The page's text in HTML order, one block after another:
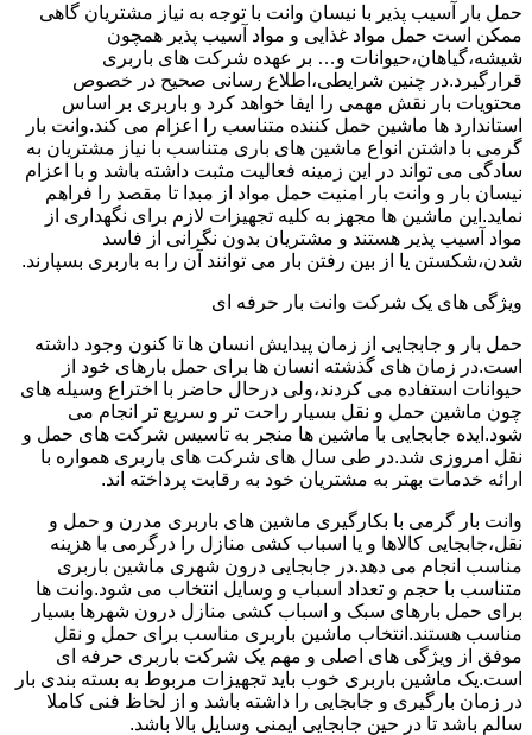
حمل بار آسیب پذیر با نیسان وانت با توجه به نیاز مشتریان گاهی
ممکن است حمل مواد غذایی و مواد آسیب پذیر همچون
شیشه،گیاهان،حیوانات و… بر عهده شرکت های باربری
قرارگیرد.در چنین شرایطی،اطلاع رسانی صحیح در خصوص
محتویات بار نقش مهمی را ایفا خواهد کرد و باربری بر اساس
استاندارد ها ماشین حمل کننده متناسب را اعزام می کند.وانت بار
گرمی با داشتن انواع ماشین های باری متناسب با نیاز مشتریان به
سادگی می تواند در این زمینه فعالیت مثبت داشته باشد و با اعزام
نیسان بار و وانت بار امنیت حمل مواد از مبدا تا مقصد را فراهم
نماید.این ماشین ها مجهز به کلیه تجهیزات لازم برای نگهداری از
مواد آسیب پذیر هستند و مشتریان بدون نگرانی از فاسد
شدن،شکستن یا از بین رفتن بار می توانند آن را به باربری بسپارند.
ویژگی های یک شرکت وانت بار حرفه ای
حمل بار و جابجایی از زمان پیدایش انسان ها تا کنون وجود داشته
است.در زمان های گذشته انسان ها برای حمل بارهای خود از
حیوانات استفاده می کردند،ولی درحال حاضر با اختراع وسیله های
چون ماشین حمل و نقل بسیار راحت تر و سریع تر انجام می
شود.ایده جابجایی با ماشین ها منجر به تاسیس شرکت های حمل و
نقل امروزی شد.در طی سال های شرکت های باربری همواره با
ارائه خدمات بهتر به مشتریان خود به رقابت پرداخته اند.
وانت بار گرمی با بکارگیری ماشین های باربری مدرن و حمل و
نقل،جابجایی کالاها و یا اسباب کشی منازل را درگرمی با هزینه
مناسب انجام می دهد.در جابجایی درون شهری ماشین باربری
متناسب با حجم و تعداد اسباب و وسایل انتخاب می شود.وانت ها
برای حمل بارهای سبک و اسباب کشی منازل درون شهرها بسیار
مناسب هستند.انتخاب ماشین باربری مناسب برای حمل و نقل
موفق از ویژگی های اصلی و مهم یک شرکت باربری حرفه ای
است.یک ماشین باربری خوب باید تجهیزات مربوط به بسته بندی بار
در زمان بارگیری و جابجایی را داشته باشد و از لحاظ فنی کاملا
سالم باشد تا در حین جابجایی ایمنی وسایل بالا باشد.